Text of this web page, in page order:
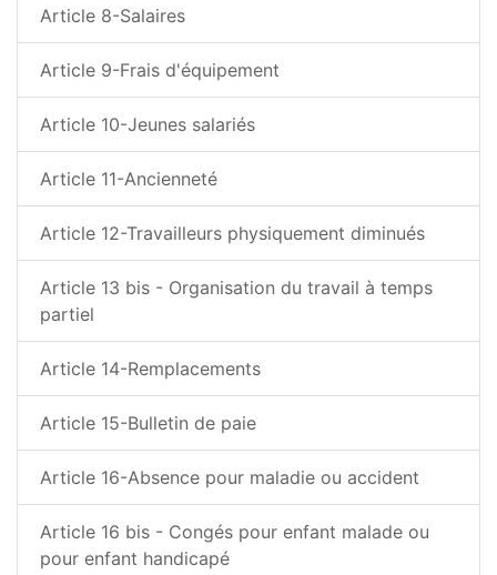
Article 8-Salaires
Article 9-Frais d'équipement
Article 10-Jeunes salariés
Article 11-Ancienneté
Article 12-Travailleurs physiquement diminués
Article 13 bis - Organisation du travail à temps
partiel
Article 14-Remplacements
Article 15-Bulletin de paie
Article 16-Absence pour maladie ou accident
Article 16 bis - Congés pour enfant malade ou
pour enfant handicapé